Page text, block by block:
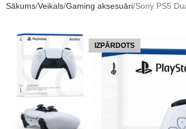
Sākums Veikals Gaming aksesuāri Sony PS5
IZPĀRDOTS